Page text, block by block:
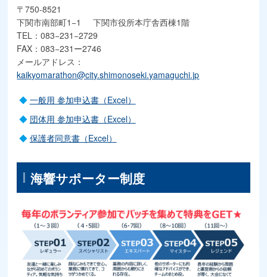
〒750-8521
下関市南部町1−1
下関市役所本庁舎西棟1階
TEL：083−231−2729
FAX：083−231ー2746
メールアドレス：
kaikyomarathon@city.shimonoseki.yamaguchi.jp
一般用 参加申込書（Excel）
団体用 参加申込書（Excel）
保護者同意書（Excel）
海響サポーター制度